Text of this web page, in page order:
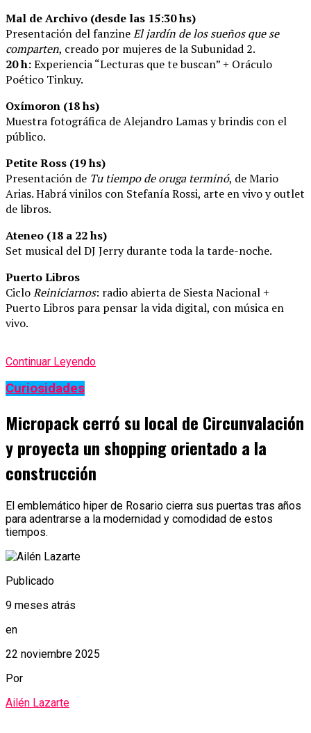
Mal de Archivo (desde las 15:30 hs)
Presentación del fanzineEl jardín de los sueños que se
comparten, creado por mujeres de la Subunidad 2.
20 h:Experiencia “Lecturas que te buscan” + Oráculo
Poético Tinkuy.
Oxímoron (18 hs)
Muestra fotográfica de Alejandro Lamas y brindis con el
público.
Petite Ross (19 hs)
Presentación de Tu tiempo de oruga terminó, de Mario
Arias. Habrá vinilos con Stefanía Rossi, arte en vivo y outlet
de libros.
Ateneo (18 a 22 hs)
Set musical del DJ Jerry durante toda la tarde-noche.
Puerto Libros
CicloReiniciarnos: radio abierta de Siesta Nacional +
Puerto Libros para pensar la vida digital, con música en
vivo.
Continuar Leyendo
Curiosidades
Micropack cerró su local de Circunvalación
y proyecta un shopping orientado a la
construcción
El emblemático hiper de Rosario cierra sus puertas tras años
para adentrarse a la modernidad y comodidad de estos
tiempos.
Publicado
9 meses atrás
en
22 noviembre 2025
Por
Ailén Lazarte